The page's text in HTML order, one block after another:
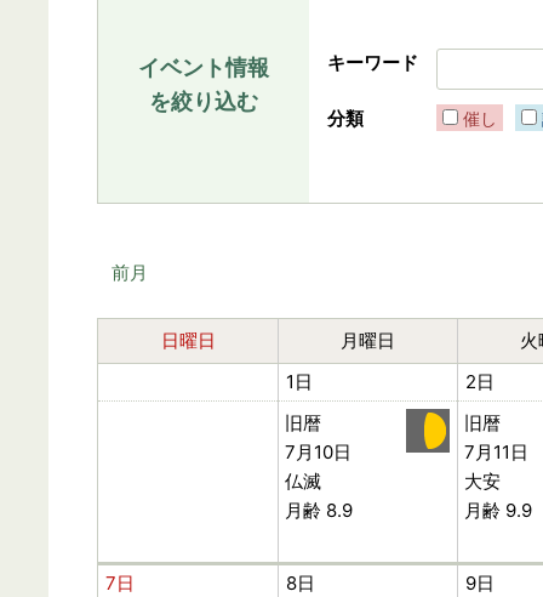
イベント情報
を絞り込む
キーワード
分類 催し
前月
日曜日 月曜日
火
1日
2日
旧暦
7月10日
仏滅
月齢 8.9
旧暦
7月11日
大安
月齢 9.9
7日 8日
9日